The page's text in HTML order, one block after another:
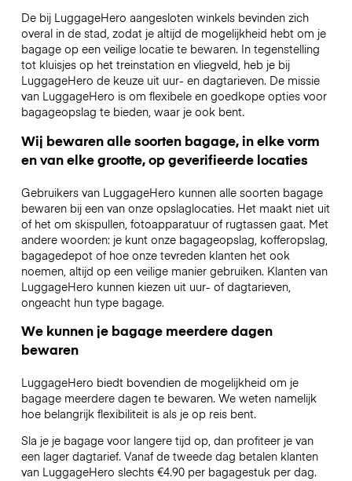
De bij LuggageHero aangesloten winkels bevinden zich
overal in de stad, zodat je altijd de mogelijkheid hebt om je
bagage op een veilige locatie te bewaren. In tegenstelling
tot kluisjes op het treinstation en vliegveld, heb je bij
LuggageHero de keuze uit uur- en dagtarieven. De missie
van LuggageHero is om flexibele en goedkope opties voor
bagageopslag te bieden, waar je ook bent.
Wij bewaren alle soorten bagage, in elke vorm
en van elke grootte, op geverifieerde locaties
Gebruikers van LuggageHero kunnen alle soorten bagage
bewaren bij een van onze opslaglocaties. Het maakt niet uit
of het om skispullen, fotoapparatuur of rugtassen gaat. Met
andere woorden: je kunt onze bagageopslag, kofferopslag,
bagagedepot of hoe onze tevreden klanten het ook
noemen, altijd op een veilige manier gebruiken. Klanten van
LuggageHero kunnen kiezen uit uur- of dagtarieven,
ongeacht hun type bagage.
We kunnen je bagage meerdere dagen
bewaren
LuggageHero biedt bovendien de mogelijkheid om je
bagage meerdere dagen te bewaren. We weten namelijk
hoe belangrijk flexibiliteit is als je op reis bent.
Sla je je bagage voor langere tijd op, dan profiteer je van
een lager dagtarief. Vanaf de tweede dag betalen klanten
van LuggageHero slechts €4.90 per bagagestuk per dag.